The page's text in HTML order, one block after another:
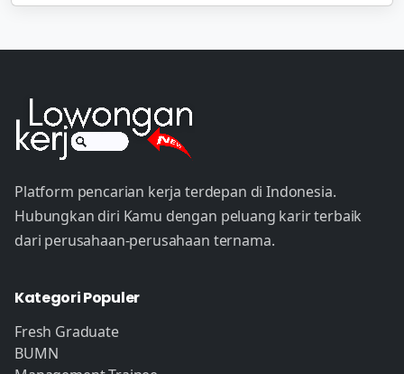
Platform pencarian kerja terdepan di Indonesia.
Hubungkan diri Kamu dengan peluang karir terbaik
dari perusahaan-perusahaan ternama.
Kategori Populer
Fresh Graduate
BUMN